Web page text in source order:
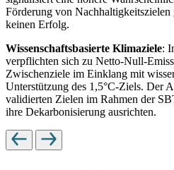
Förderung von
keinen Erfolg.
Wissenschaftsbasierte Klimaziele:
verpflichten sich zu Netto-Null-
Zwischenziele im Einklang mit
Unterstützung des 1,5°C-Ziels. Der
validierten Zielen im Rahmen der
ihre Dekarbonisierung ausrichten.